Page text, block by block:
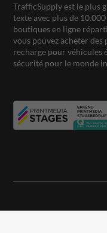
TrafficSupply est le plus
texte avec plus de
boutiques en ligne
vous pouvez acheter
recharge pour véhicules
sécurité pour le monde